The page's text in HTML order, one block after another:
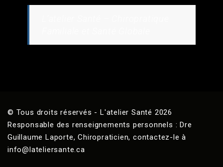
© Tous droits réservés - L'atelier Santé 2026
Responsable des renseignements personnels : Dre
Guillaume Laporte, Chiropraticien, contactez-le à
info@lateliersante.ca